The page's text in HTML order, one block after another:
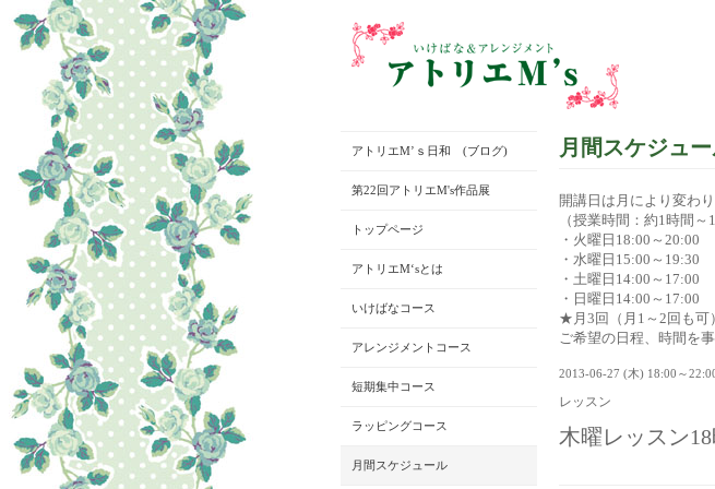
月間スケジュ
開講日は月により変わ
（授業時間：約1時間～
・火曜日18:00～20:00
・水曜日15:00～19:30
・土曜日14:00～17:00
・日曜日14:00～17:00
★月3回（月1～2回も可）
ご希望の日程、時間を
2013-06-27 (木) 18:00～
レッスン
木曜レッスン
アトリエM’ｓ日和 (ブログ)
第22回アトリエM's作品展
トップページ
アトリエM‘sとは
いけばなコース
アレンジメントコース
短期集中コース
ラッピングコース
月間スケジュール